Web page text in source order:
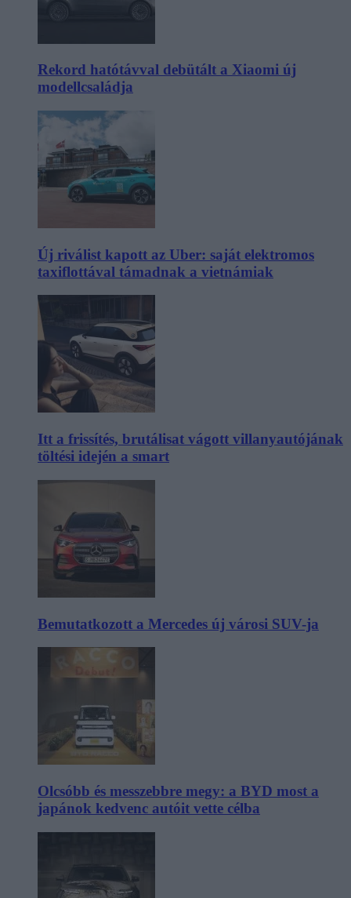
Rekord hatótávval debütált a Xiaomi új
modellcsaládja
Új riválist kapott az Uber: saját elektromos
taxiflottával támadnak a vietnámiak
Itt a frissítés, brutálisat vágott villanyautójának
töltési idején a smart
Bemutatkozott a Mercedes új városi SUV-ja
Olcsóbb és messzebbre megy: a BYD most a
japánok kedvenc autóit vette célba